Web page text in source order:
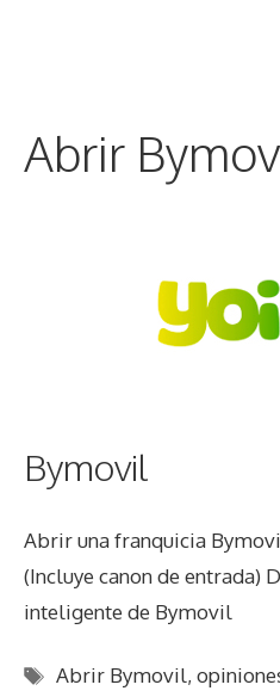
Abrir
Bymovil
Abrir una franquicia
(Incluye canon de entrada)
inteligente de Bymovil
Etiquetas
Abrir Bymovil,